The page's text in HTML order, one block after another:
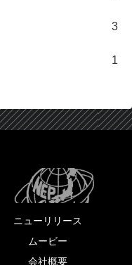
3
1
ニューリリース
ムービー
会社概要